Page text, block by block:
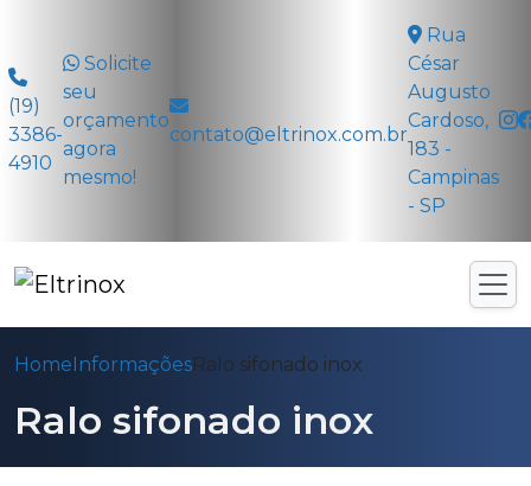
(19)
3386-
4910
Solicite
seu
orçamento
agora
mesmo!
contato@eltrinox.com.br
Rua
César
Augusto
Cardoso,
183 -
Campinas
- SP
HomeInformaçõesRalo sifonado inox
Ralo sifonado inox